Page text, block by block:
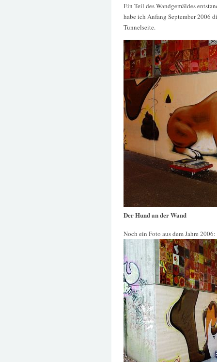
Ein Teil des Wandgemäldes
habe ich Anfang September 2006
Tunnelseite.
Der Hund an der Wand
Noch ein Foto aus dem Jahre